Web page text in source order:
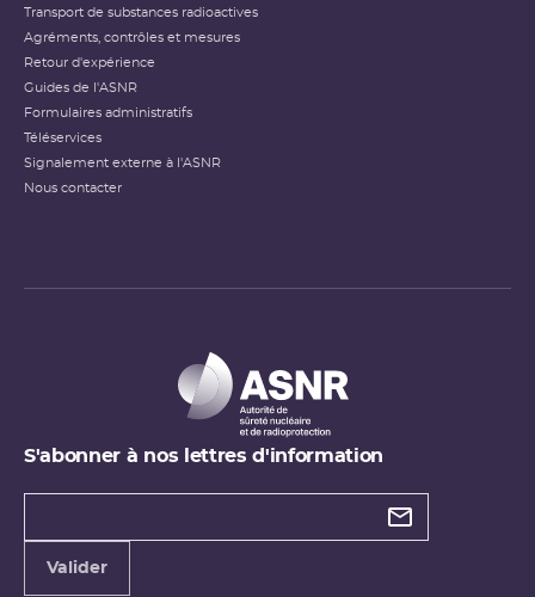
Transport de substances radioactives
Agréments, contrôles et mesures
Retour d'expérience
Guides de l'ASNR
Formulaires administratifs
Téléservices
Signalement externe à l'ASNR
Nous contacter
S'abonner à nos lettres d'information
Types de
Valider